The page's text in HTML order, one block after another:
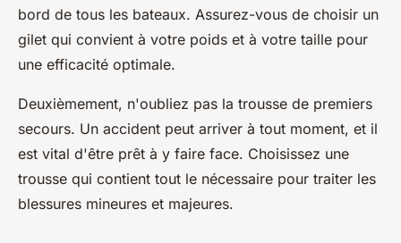
bord de tous les bateaux. Assurez-vous de choisir un
gilet qui convient à votre poids et à votre taille pour
une efficacité optimale.
Deuxièmement, n'oubliez pas la trousse de premiers
secours. Un accident peut arriver à tout moment, et il
est vital d'être prêt à y faire face. Choisissez une
trousse qui contient tout le nécessaire pour traiter les
blessures mineures et majeures.